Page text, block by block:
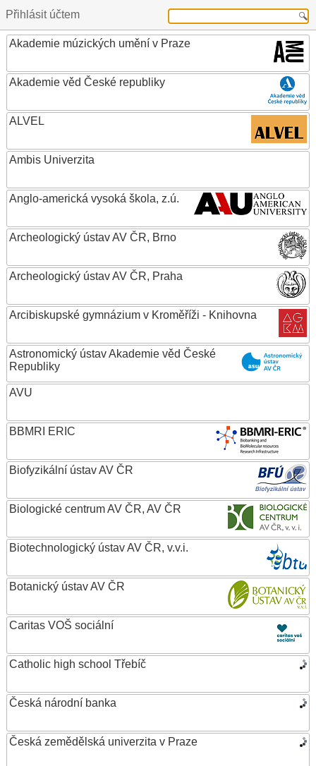
Přihlásit účtem
Akademie múzických umění v Praze
Akademie věd České republiky
ALVEL
Ambis Univerzita
Anglo-americká vysoká škola, z.ú.
Archeologický ústav AV ČR, Brno
Archeologický ústav AV ČR, Praha
Arcibiskupské gymnázium v Kroměříži - Knihovna
Astronomický ústav Akademie věd České
Republiky
AVU
BBMRI ERIC
Biofyzikální ústav AV ČR
Biologické centrum AV ČR, AV ČR
Biotechnologický ústav AV ČR, v.v.i.
Botanický ústav AV ČR
Caritas VOŠ sociální
Catholic high school Třebíč
Česká národní banka
Česká zemědělská univerzita v Praze